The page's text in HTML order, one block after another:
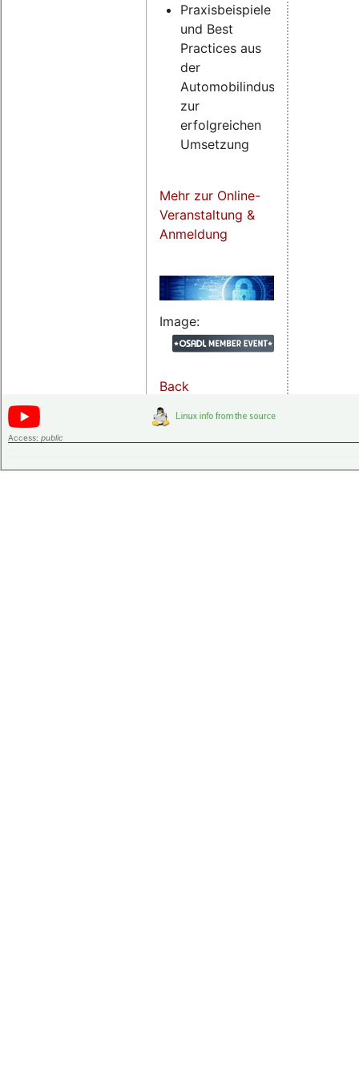
Praxisbeispiele
und Best
Practices aus
der
Automobilindustrie
zur
erfolgreichen
Umsetzung
Mehr zur Online-
Veranstaltung &
Anmeldung
Image:
Back
Access: public